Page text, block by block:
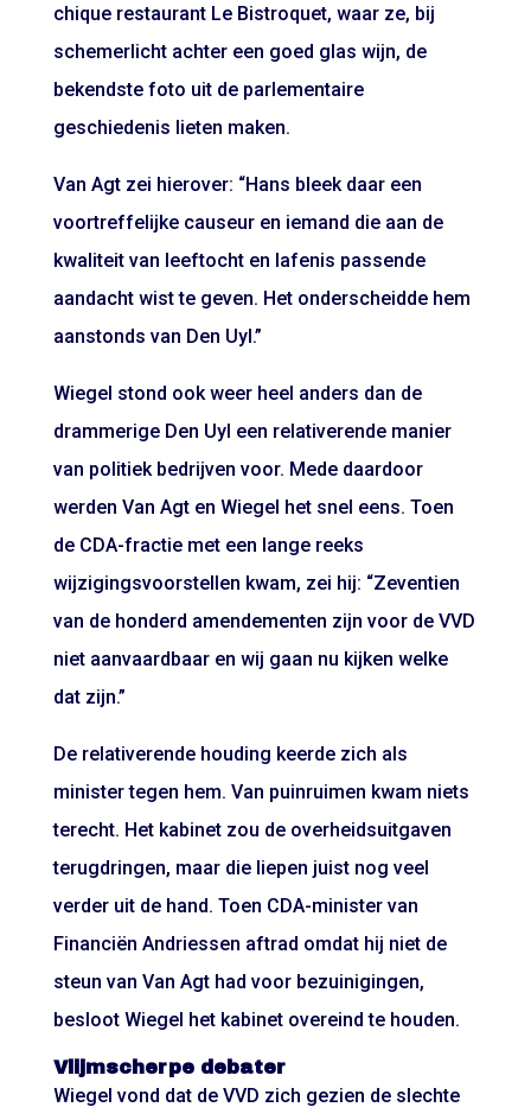
chique restaurant Le Bistroquet, waar ze, bij
schemerlicht achter een goed glas wijn, de
bekendste foto uit de parlementaire
geschiedenis lieten maken.
Van Agt zei hierover: “Hans bleek daar een
voortreffelijke causeur en iemand die aan de
kwaliteit van leeftocht en lafenis passende
aandacht wist te geven. Het onderscheidde hem
aanstonds van Den Uyl.”
Wiegel stond ook weer heel anders dan de
drammerige Den Uyl een relativerende manier
van politiek bedrijven voor. Mede daardoor
werden Van Agt en Wiegel het snel eens. Toen
de CDA-fractie met een lange reeks
wijzigingsvoorstellen kwam, zei hij: “Zeventien
van de honderd amendementen zijn voor de VVD
niet aanvaardbaar en wij gaan nu kijken welke
dat zijn.”
De relativerende houding keerde zich als
minister tegen hem. Van puinruimen kwam niets
terecht. Het kabinet zou de overheidsuitgaven
terugdringen, maar die liepen juist nog veel
verder uit de hand. Toen CDA-minister van
Financiën Andriessen aftrad omdat hij niet de
steun van Van Agt had voor bezuinigingen,
besloot Wiegel het kabinet overeind te houden.
Vlijmscherpe debater
Wiegel vond dat de VVD zich gezien de slechte